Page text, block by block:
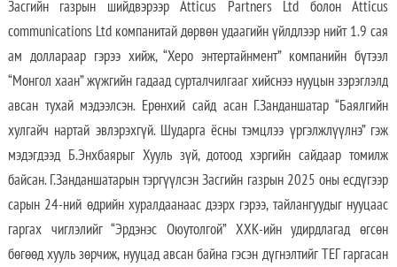
Засгийн газрын шийдвэрээр Atticus Partners Ltd болон Atticus
communications Ltd компанитай дөрвөн удаагийн үйлдлээр нийт 1.9 сая
ам доллараар гэрээ хийж, “Херо энтертайнмент” компанийн бүтээл
“Монгол хаан” жүжгийн гадаад сурталчилгааг хийснээ нууцын зэрэглэлд
авсан тухай мэдээлсэн. Ерөнхий сайд асан Г.Занданшатар “Баялгийн
хулгайч нартай эвлэрэхгүй. Шударга ёсны тэмцлээ үргэлжлүүлнэ” гэж
мэдэгдээд Б.Энхбаярыг Хууль зүй, дотоод хэргийн сайдаар томилж
байсан. Г.Занданшатарын тэргүүлсэн Засгийн газрын 2025 оны есдүгээр
сарын 24-ний өдрийн хуралдаанаас дээрх гэрээ, тайлангуудыг нууцаас
гаргах чиглэлийг “Эрдэнэс Оюутолгой” ХХК-ийн удирдлагад өгсөн
бөгөөд хууль зөрчиж, нууцад авсан байна гэсэн дүгнэлтийг ТЕГ гаргасан